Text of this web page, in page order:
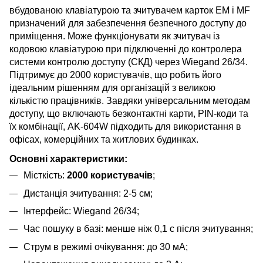
вбудованою клавіатурою та зчитувачем карток EM і MF
призначений для забезпечення безпечного доступу до
приміщення. Може функціонувати як зчитувач із
кодовою клавіатурою при підключенні до контролера
системи контролю доступу (СКД) через Wiegand 26/34.
Підтримує до 2000 користувачів, що робить його
ідеальним рішенням для організацій з великою
кількістю працівників. Завдяки універсальним методам
доступу, що включають безконтактні карти, PIN-коди та
їх комбінації, AK-604W підходить для використання в
офісах, комерційних та житлових будинках.
Основні характеристики:
Місткість: 2000 користувачів;
Дистанція зчитування: 2-5 см;
Інтерфейс: Wiegand 26/34;
Час пошуку в базі: менше ніж 0,1 с після зчитування;
Струм в режимі очікування: до 30 мА;